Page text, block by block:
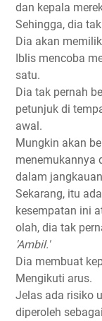
dan kepala
Sehingga, dia
Dia akan
Iblis mencoba
satu.
Dia tak pernah
petunjuk di
awal.
Mungkin akan
menemukannya
dalam
Sekarang, itu
kesempatan ini
olah, dia tak
'Ambil.'
Dia membuat
Mengikuti arus.
Jelas ada risiko
diperoleh